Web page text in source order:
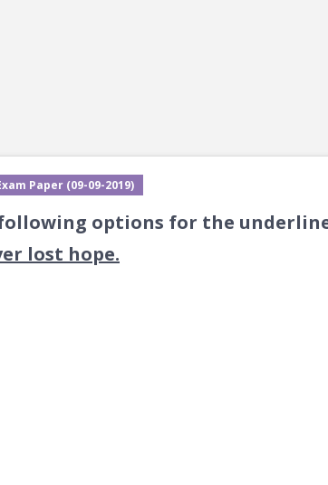
Paper (09-09-2019)
options for the
lost hope.